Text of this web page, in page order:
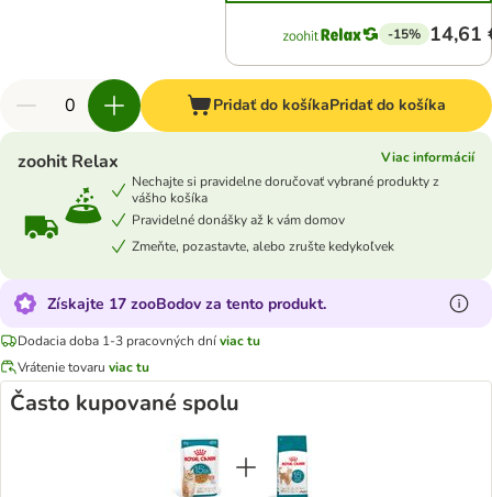
-15% 14,61
Pridať do košíkaPridať do košíka
zoohit Relax
Viac informácií
Nechajte si pravidelne doručovať vybrané produkty z
vášho košíka
Pravidelné donášky až k vám domov
Zmeňte, pozastavte, alebo zrušte kedykoľvek
Získajte 17 zooBodov za tento produkt.
Dodacia doba 1-3 pracovných dníviac tu
Vrátenie tovaru viac tu
Často kupované spolu